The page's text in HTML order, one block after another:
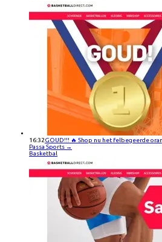
16:32GOUD!!! 🔥 Shop nu het felbegeerde
Passa Sports →
Basketbal